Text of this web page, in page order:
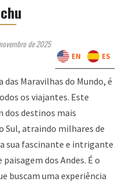
de 2025
das Maravilhas do Mundo, é
os viajantes. Este
dos destinos mais
Sul, atraindo milhares de
sua fascinante e intrigante
dos Andes. É o
buscam uma experiência
EN ES